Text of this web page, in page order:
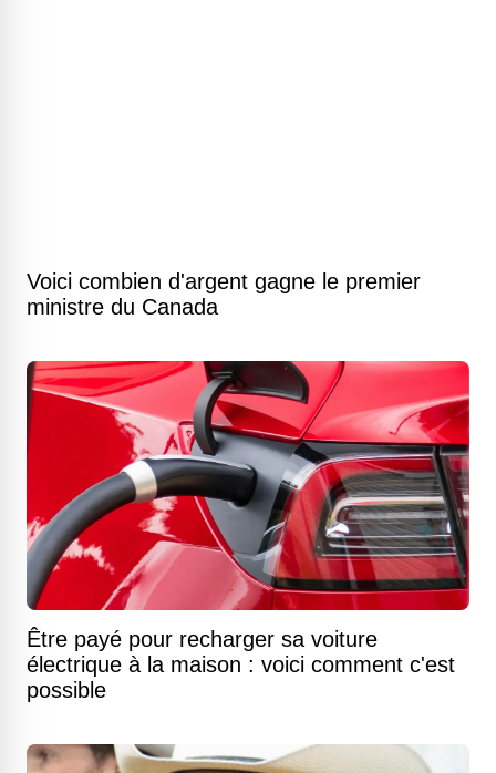
Voici combien d'argent gagne le premier
ministre du Canada
Être payé pour recharger sa voiture
électrique à la maison : voici comment c'est
possible